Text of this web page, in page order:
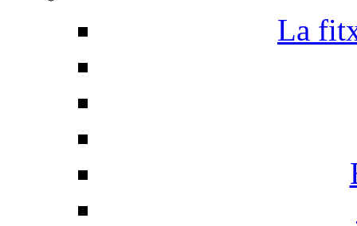
La